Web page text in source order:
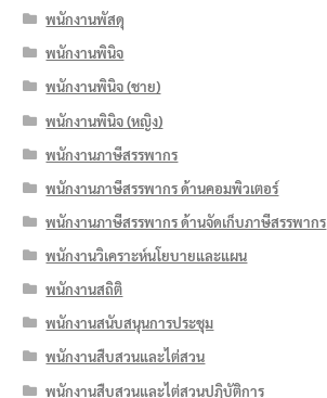
พนักงานพัสดุ
พนักงานพินิจ
พนักงานพินิจ (ชาย)
พนักงานพินิจ (หญิง)
พนักงานภาษีสรรพากร
พนักงานภาษีสรรพากร ด้านคอมพิวเตอร์
พนักงานภาษีสรรพากร ด้านจัดเก็บภาษีสรรพากร
พนักงานวิเคราะห์นโยบายและแผน
พนักงานสถิติ
พนักงานสนับสนุนการประชุม
พนักงานสืบสวนและไต่สวน
พนักงานสืบสวนและไต่สวนปฏิบัติการ